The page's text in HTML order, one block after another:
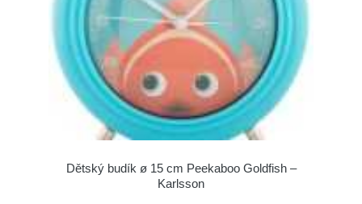
Dětský budík ø 15 cm Peekaboo Goldfish –
Karlsson